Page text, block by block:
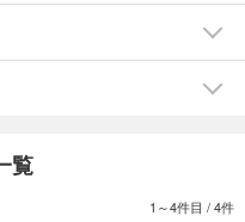
覧
1～4件目 /4件